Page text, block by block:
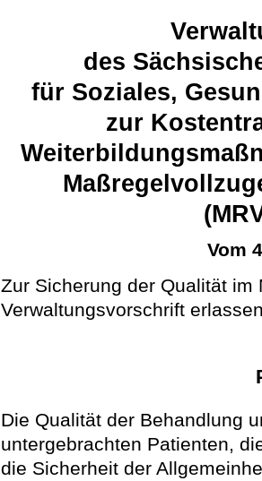
des
für Soziales,
zur
Vom
Zur Sicherung der Qualität
Verwaltungsvorschrift
Die Qualität der Behandlung
untergebrachten Patienten,
die Sicherheit der